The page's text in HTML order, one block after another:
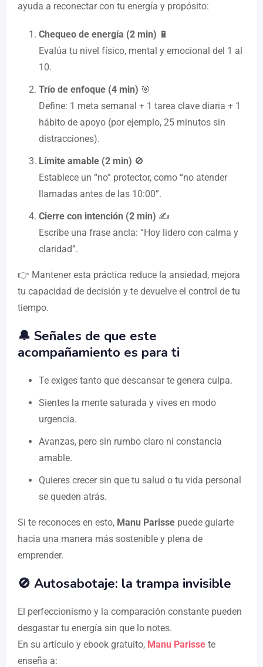
ayuda a reconectar con tu energía y propósito:
Chequeo de energía (2 min) 🔋
Evalúa tu nivel físico, mental y emocional del 1 al
10.
Trío de enfoque (4 min) 🎯
Define: 1 meta semanal + 1 tarea clave diaria + 1
hábito de apoyo (por ejemplo, 25 minutos sin
distracciones).
Límite amable (2 min) 🚫
Establece un “no” protector, como “no atender
llamadas antes de las 10:00”.
Cierre con intención (2 min) ✍️
Escribe una frase ancla: “Hoy lidero con calma y
claridad”.
👉 Mantener esta práctica reduce la ansiedad, mejora
tu capacidad de decisión y te devuelve el control de tu
tiempo.
🔔 Señales de que este
acompañamiento es para ti
Te exiges tanto que descansar te genera culpa.
Sientes la mente saturada y vives en modo
urgencia.
Avanzas, pero sin rumbo claro ni constancia
amable.
Quieres crecer sin que tu salud o tu vida personal
se queden atrás.
Si te reconoces en esto, Manu Parisse puede guiarte
hacia una manera más sostenible y plena de
emprender.
🚫 Autosabotaje: la trampa invisible
El perfeccionismo y la comparación constante pueden
desgastar tu energía sin que lo notes.
En su artículo y ebook gratuito, Manu Parisse te
enseña a: